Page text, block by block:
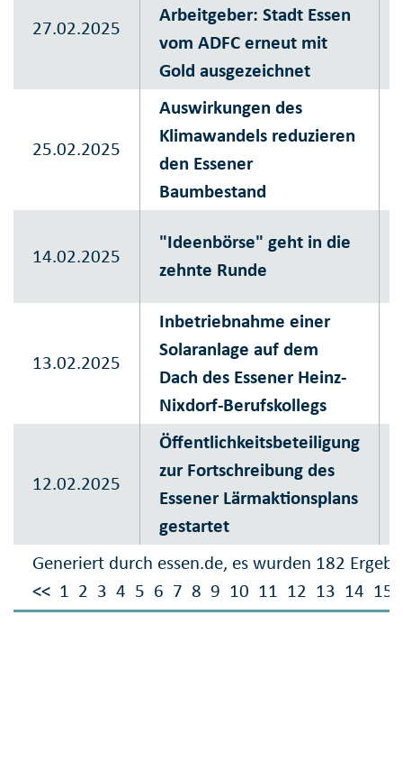
Generiert durch essen.de, es wurden 182
<< 1 2 3 4 5 6 7 8 9 10 11 12 13 14 15
27.02.2025
Arbeitgeber: Stadt Essen
vom ADFC erneut mit
Gold ausgezeichnet
25.02.2025
Auswirkungen des
Klimawandels reduzieren
den Essener
Baumbestand
14.02.2025
"Ideenbörse" geht in die
zehnte Runde
13.02.2025
Inbetriebnahme einer
Solaranlage auf dem
Dach des Essener Heinz-
Nixdorf-Berufskollegs
12.02.2025
Öffentlichkeitsbeteiligung
zur Fortschreibung des
Essener Lärmaktionsplans
gestartet